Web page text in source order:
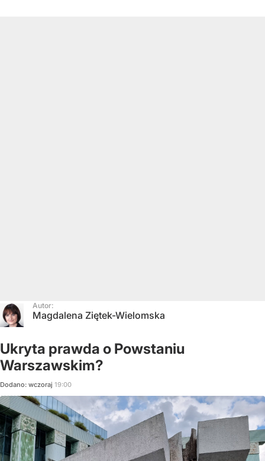
Autor:
Magdalena Ziętek-Wielomska
Ukryta prawda o Powstaniu
Warszawskim?
Dodano: wczoraj 19:00